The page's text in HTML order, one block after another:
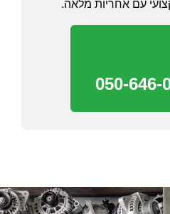
עם אחריות מלאה.